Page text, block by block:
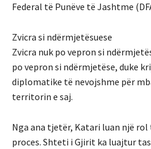
Federal të Punëve të Jashtme
Zvicra si ndërmjetësuese
Zvicra nuk po vepron si
po vepron si ndërmjetëse, duke
diplomatike të nevojshme për
territorin e saj.
Nga ana tjetër, Katari luan një rol
proces. Shteti i Gjirit ka luajtur